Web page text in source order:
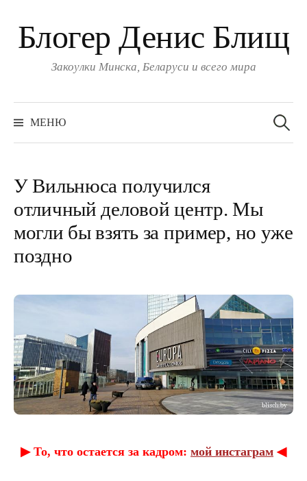
Блогер Денис Блищ
Закоулки Минска, Беларуси и всего мира
МЕНЮ
У Вильнюса получился
отличный деловой центр. Мы
могли бы взять за пример, но уже
поздно
▶︎ То, что остается за кадром: мой инстаграм ◀︎